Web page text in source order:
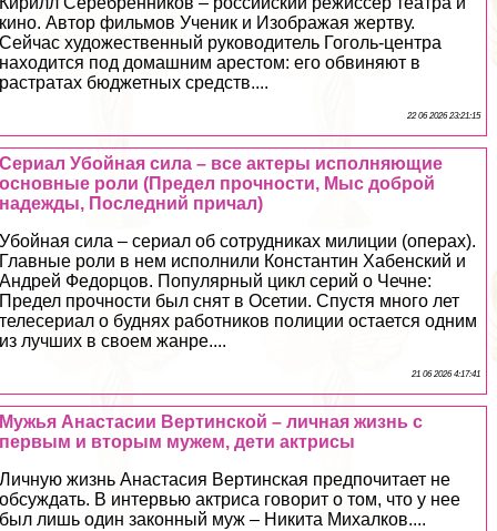
кино. Автор фильмов Ученик и Изображая жертву.
Сейчас художественный руководитель Гоголь-центра
находится под домашним арестом: его обвиняют в
растратах бюджетных средств....
22 06 2026 23:21:15
Сериал Убойная сила – все актеры исполняющие
основные роли (Предел прочности, Мыс доброй
надежды, Последний причал)
Убойная сила – сериал об сотрудниках милиции (операх).
Главные роли в нем исполнили Константин Хабенский и
Андрей Федорцов. Популярный цикл серий о Чечне:
Предел прочности был снят в Осетии. Спустя много лет
телесериал о буднях работников полиции остается одним
из лучших в своем жанре....
21 06 2026 4:17:41
Мужья Анастасии Вертинской – личная жизнь с
первым и вторым мужем, дети актрисы
Личную жизнь Анастасия Вертинская предпочитает не
обсуждать. В интервью актриса говорит о том, что у нее
был лишь один законный муж – Никита Михалков....